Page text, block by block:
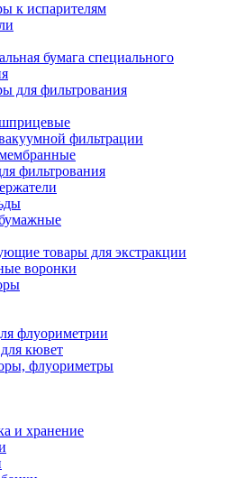
к испарителям
бумага специального
для фильтрования
фильтрации
фильтрования
товары для экстракции
воронки
флуориметрии
кювет
флуориметры
и хранение